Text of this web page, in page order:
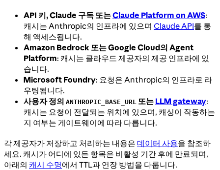
API 키, Claude 구독 또는Claude Platform on AWS:
캐시는 Anthropic의 인프라에 있으며 Claude API를 통
해 액세스됩니다.
Amazon Bedrock 또는 Google Cloud의 Agent
Platform: 캐시는 클라우드 제공자의 제공 인프라에 있
습니다.
Microsoft Foundry: 요청은 Anthropic의 인프라로 라
우팅됩니다.
사용자 정의 ANTHROPIC_BASE_URL 또는 LLM gateway:
캐시는 요청이 전달되는 위치에 있으며, 캐싱이 작동하는
지 여부는 게이트웨이에 따라 다릅니다.
각 제공자가 저장하고 처리하는 내용은 데이터 사용을 참조하
세요. 캐시가 어디에 있든 항목은 비활성 기간 후에 만료되며,
아래의 캐시 수명에서 TTL과 연장 방법을 다룹니다.